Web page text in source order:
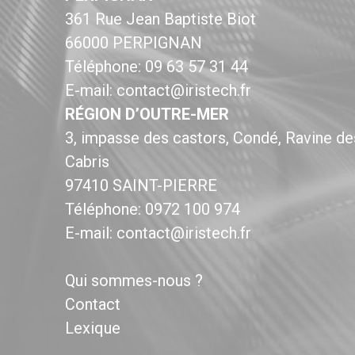
361 Rue Jean Baptiste Biot
66000 PERPIGNAN
Téléphone: 09 63 57 31 44
E-mail: contact@iristech.fr
RÉGION D’OUTRE-MER
3, impasse des castors, Condé, Ravine
Cabris
97410 SAINT-PIERRE
Téléphone: 0972 100 974
E-mail: contact@iristech.fr
Qui sommes-nous ?
Contact
Lexique